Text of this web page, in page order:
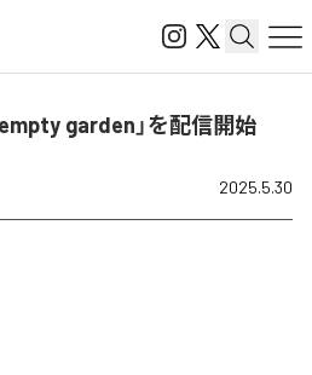
garden」を配信開始
2025.5.30